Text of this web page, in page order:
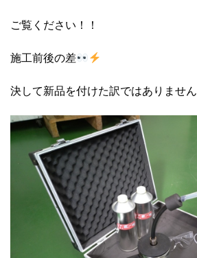
ご覧ください！！
施工前後の差
決して新品を付けた訳ではありません